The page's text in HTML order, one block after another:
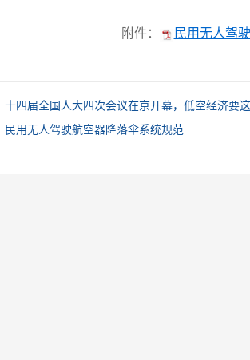
附件： 民用无人驾
十四届全国人大四次会议在京开幕，低空经济要这
民用无人驾驶航空器降落伞系统规范